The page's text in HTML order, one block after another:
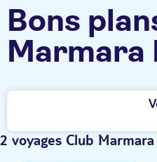
Bons
Marmara
sport,
compris
2 voyages Club